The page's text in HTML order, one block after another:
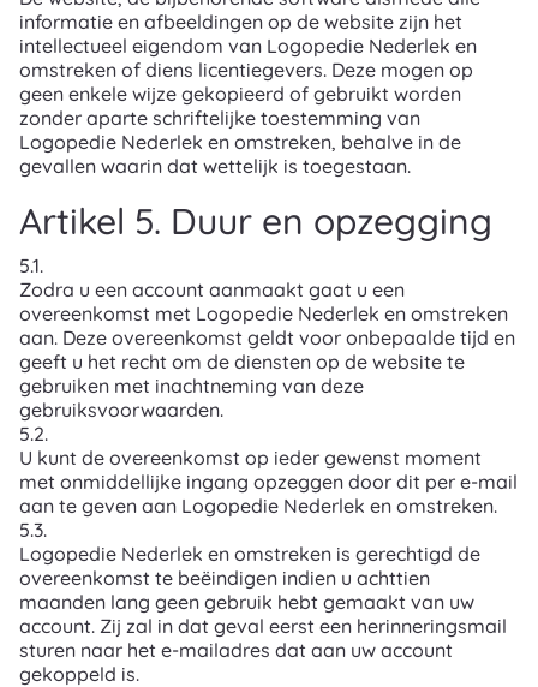
informatie en afbeeldingen op de website zijn het
intellectueel eigendom van Logopedie Nederlek en
omstreken of diens licentiegevers. Deze mogen op
geen enkele wijze gekopieerd of gebruikt worden
zonder aparte schriftelijke toestemming van
Logopedie Nederlek en omstreken, behalve in de
gevallen waarin dat wettelijk is toegestaan.
Artikel 5. Duur en opzegging
5.1.
Zodra u een account aanmaakt gaat u een
overeenkomst met Logopedie Nederlek en omstreken
aan. Deze overeenkomst geldt voor onbepaalde tijd en
geeft u het recht om de diensten op de website te
gebruiken met inachtneming van deze
gebruiksvoorwaarden.
5.2.
U kunt de overeenkomst op ieder gewenst moment
met onmiddellijke ingang opzeggen door dit per e-mail
aan te geven aan Logopedie Nederlek en omstreken.
5.3.
Logopedie Nederlek en omstreken is gerechtigd de
overeenkomst te beëindigen indien u achttien
maanden lang geen gebruik hebt gemaakt van uw
account. Zij zal in dat geval eerst een herinneringsmail
sturen naar het e-mailadres dat aan uw account
gekoppeld is.